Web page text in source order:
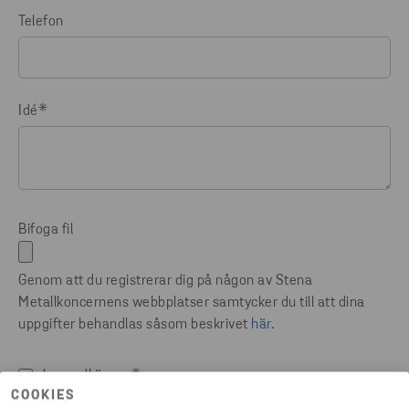
COOKIES
Telefon
Idé*
Bifoga fil
Genom att du registrerar dig på någon av Stena
Metallkoncernens webbplatser samtycker du till att dina
uppgifter behandlas såsom beskrivet här.
Jag godkänner*